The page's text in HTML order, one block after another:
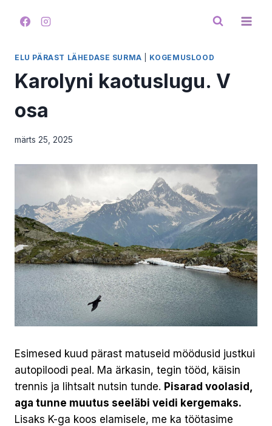
ELU PÄRAST LÄHEDASE SURMA KOGEMUSLOOD
Karolyni kaotuslugu. V
osa
märts 25, 2025
Esimesed kuud pärast matuseid möödusid justkui
autopiloodi peal. Ma ärkasin, tegin tööd, käisin
trennis ja lihtsalt nutsin tunde. Pisarad voolasid,
aga tunne muutus seeläbi veidi kergemaks.
Lisaks K-ga koos elamisele, me ka töötasime